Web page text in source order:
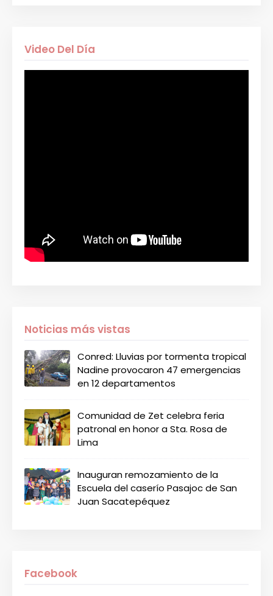
Video Del Día
Noticias más vistas
Conred: Lluvias por tormenta tropical
Nadine provocaron 47 emergencias
en 12 departamentos
Comunidad de Zet celebra feria
patronal en honor a Sta. Rosa de
Lima
Inauguran remozamiento de la
Escuela del caserío Pasajoc de San
Juan Sacatepéquez
Facebook